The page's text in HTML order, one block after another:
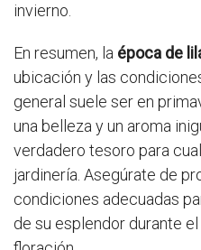
invierno.
En resumen, la época de
ubicación y las
general suele ser en
una belleza y un aroma
verdadero tesoro para
jardinería. Asegúrate de
condiciones adecuadas
de su esplendor durante